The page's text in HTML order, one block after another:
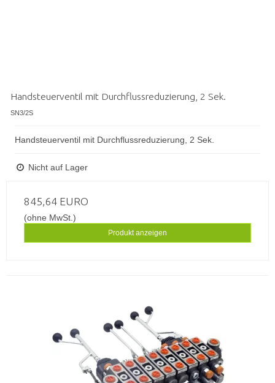
Handsteuerventil mit Durchflussreduzierung, 2 Sek.
SN3/2S
Handsteuerventil mit Durchflussreduzierung, 2 Sek.
Nicht auf Lager
845,64 EURO
(ohne MwSt.)
Produkt anzeigen